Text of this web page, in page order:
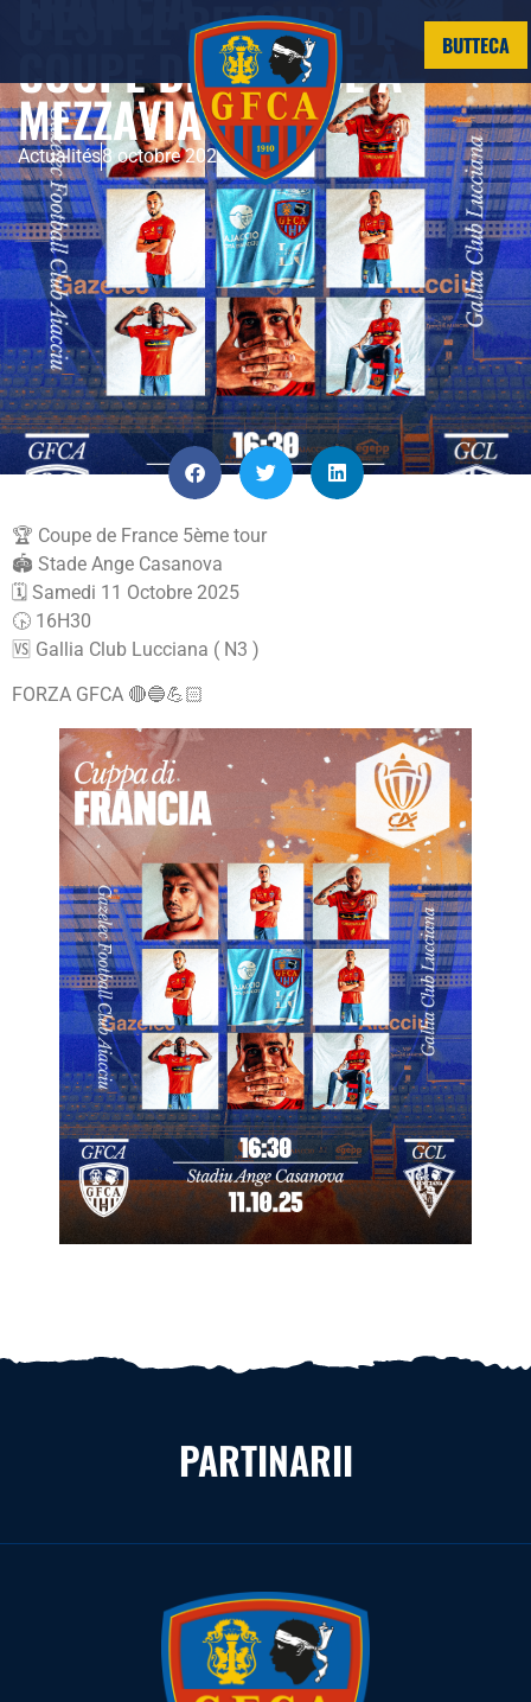
BUTTECA
C’EST LE RETOUR DE LA
COUPE DE FRANCE À
MEZZAVIA 🏆⚽️
Actualités8 octobre 2025
🏆 Coupe de France 5ème tour
🏟️ Stade Ange Casanova
🗓️ Samedi 11 Octobre 2025
🕟 16H30
🆚 Gallia Club Lucciana ( N3 )
FORZA GFCA 🔴🔵💪🏻
PARTINARII